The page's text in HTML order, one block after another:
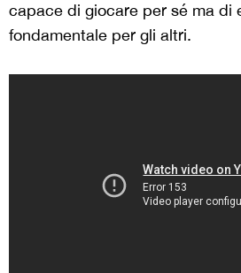
capace di giocare per sé ma di
fondamentale per gli altri.